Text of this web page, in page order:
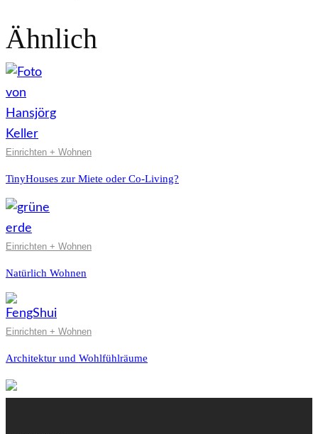
Ähnlich
Einrichten + Wohnen
TinyHouses zur Miete oder Co-Living?
Einrichten + Wohnen
Natürlich Wohnen
Einrichten + Wohnen
Architektur und Wohlfühlräume